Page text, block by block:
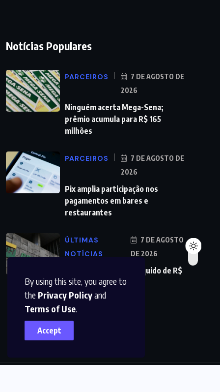
By using this site, you agree to
the Privacy Policyand
Terms of Use.
Accept
Notícias Populares
PARCEIROS
7 DE AGOSTO DE
2026
Ninguém acerta Mega-Sena;
prêmio acumula para R$ 165
milhões
PARCEIROS
7 DE AGOSTO DE
2026
Pix amplia participação nos
pagamentos em bares e
restaurantes
ÚLTIMAS
NOTÍCIAS
7 DE AGOSTO
DE 2026
Petrobras tem lucro líquido de R$
52,4 bi no segundo